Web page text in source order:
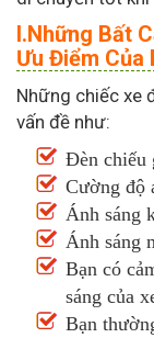
I.Những Bất
Ưu Điểm Của
Những chiếc xe
vấn đề như:
Đèn chiếu
Cường độ
Ánh sáng
Ánh sáng
Bạn có
sáng của
Bạn